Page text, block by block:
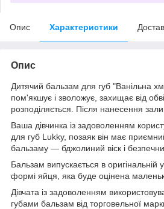
Опис Характеристики
Опис
Дитячий бальзам для губ "Ванільна
пом'якшує і зволожує, захищає від
розподіляється. Після нанесення
Ваша дівчинка із задоволенням
для губ Lukky, позаяк він має
бальзаму — бджолиний віск і
Бальзам випускається в оригінальній
формі яйця, яка буде оцінена
Дівчата із задоволенням
губами бальзам від торговельної